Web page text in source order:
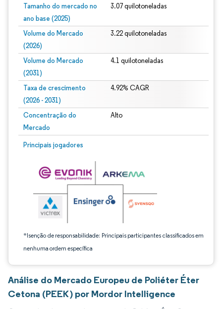
Tamanho do mercado no
ano base (2025)
3.07 quilotoneladas
Volume do Mercado
(2026)
3.22 quilotoneladas
Volume do Mercado
(2031)
4.1 quilotoneladas
Taxa de crescimento
(2026 - 2031)
4.92% CAGR
Concentração do
Mercado
Alto
Principais jogadores
*Isenção de responsabilidade: Principais participantes classificados em
nenhuma ordem específica
Imagem © Mordor Intelligence. O reuso requer atribuição conforme CC BY 4.0.
Análise do Mercado Europeu de Poliéter Éter
Cetona (PEEK) por Mordor Intelligence